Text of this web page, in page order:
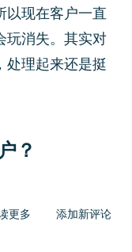
付
款
以现在客户一直
玩消失。其实对
处理起来还是挺
？
更多 添加新评论